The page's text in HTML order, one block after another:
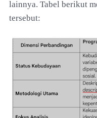
lainnya. Tabel berikut
tersebut: